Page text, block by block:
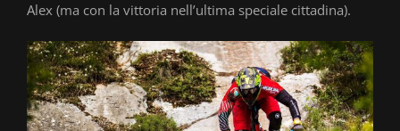
Alex (ma con la vittoria nell’ultima speciale cittadina).